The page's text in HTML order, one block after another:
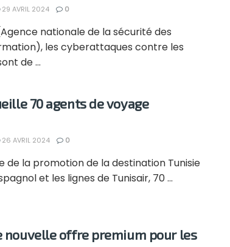
29 AVRIL 2024 0
nationale de la sécurité des
les cyberattaques contre les
de ...
70 agents de voyage
26 AVRIL 2024 0
de la promotion de la destination Tunisie
et les lignes de Tunisair, 70 ...
nouvelle offre premium pour les